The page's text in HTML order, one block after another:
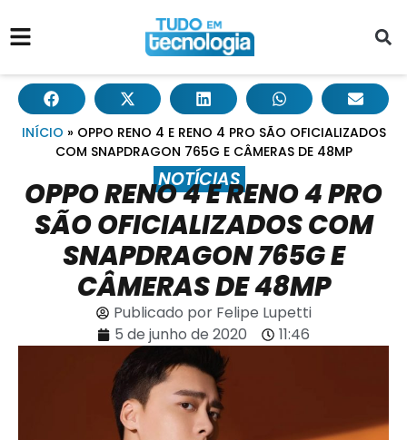
INÍCIO » OPPO RENO 4 E RENO 4 PRO SÃO OFICIALIZADOS
COM SNAPDRAGON 765G E CÂMERAS DE 48MP
NOTÍCIAS
OPPO RENO 4 E RENO 4 PRO
SÃO OFICIALIZADOS COM
SNAPDRAGON 765G E
CÂMERAS DE 48MP
Publicado porFelipe Lupetti
5 de junho de 2020
11:46